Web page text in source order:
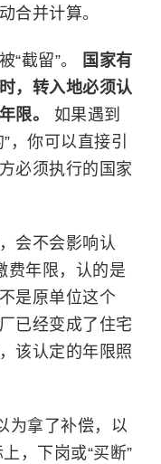
合并计算。
“截留”。
国家有
，转入地必须认
限。 如果遇到
，你可以直接引
必须执行的国家
会不会影响认
费年限，认的是
是原单位这个
已经变成了住宅
该认定的年限照
为拿了补偿，以
，下岗或“买断”